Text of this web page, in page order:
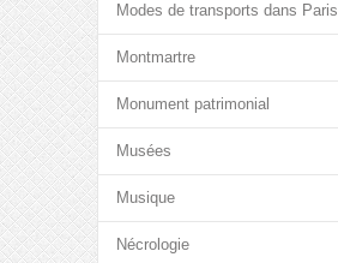
Modes de transports dans Paris
Montmartre
Monument patrimonial
Musées
Musique
Nécrologie